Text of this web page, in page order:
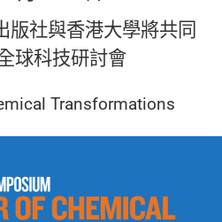
版社與香港大學將共同
球科技研討會
Transformations